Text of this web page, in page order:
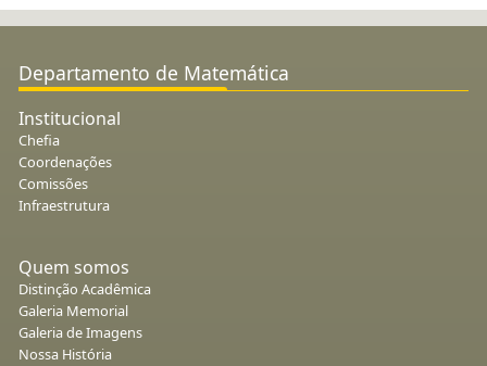
Departamento de Matemática
Institucional
Chefia
Coordenações
Comissões
Infraestrutura
Quem somos
Distinção Acadêmica
Galeria Memorial
Galeria de Imagens
Nossa História